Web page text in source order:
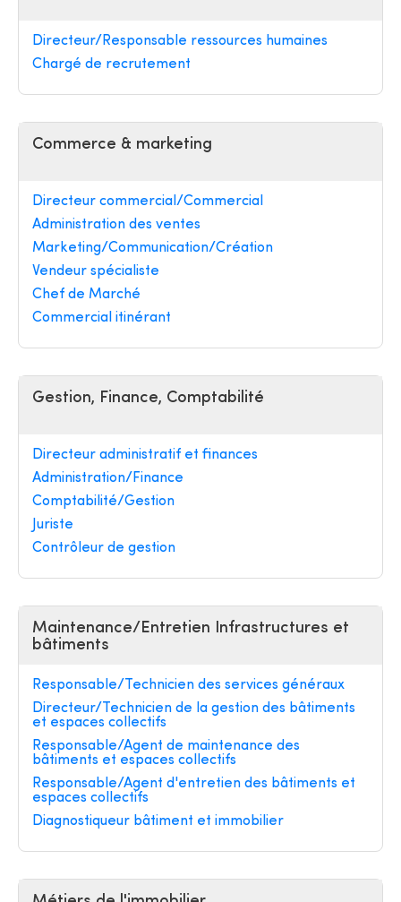
Directeur/Responsable ressources humaines
Chargé de recrutement
Commerce & marketing
Directeur commercial/Commercial
Administration des ventes
Marketing/Communication/Création
Vendeur spécialiste
Chef de Marché
Commercial itinérant
Gestion, Finance, Comptabilité
Directeur administratif et finances
Administration/Finance
Comptabilité/Gestion
Juriste
Contrôleur de gestion
Maintenance/Entretien Infrastructures et
bâtiments
Responsable/Technicien des services généraux
Directeur/Technicien de la gestion des bâtiments
et espaces collectifs
Responsable/Agent de maintenance des
bâtiments et espaces collectifs
Responsable/Agent d'entretien des bâtiments et
espaces collectifs
Diagnostiqueur bâtiment et immobilier